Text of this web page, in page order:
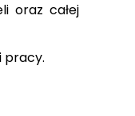
oraz całej
pracy.